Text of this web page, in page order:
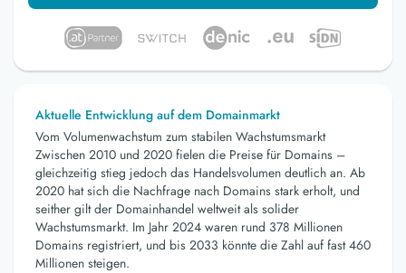
Aktuelle Entwicklung auf dem Domainmarkt
Vom Volumenwachstum zum stabilen Wachstumsmarkt
Zwischen 2010 und 2020 fielen die Preise für Domains –
gleichzeitig stieg jedoch das Handelsvolumen deutlich an. Ab
2020 hat sich die Nachfrage nach Domains stark erholt, und
seither gilt der Domainhandel weltweit als solider
Wachstumsmarkt. Im Jahr 2024 waren rund 378 Millionen
Domains registriert, und bis 2033 könnte die Zahl auf fast 460
Millionen steigen.